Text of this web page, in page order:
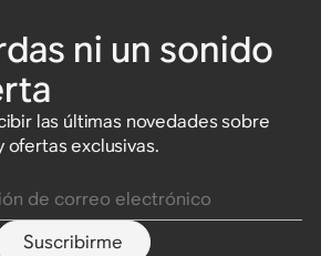
ni un sonido
las últimas novedades sobre
ofertas exclusivas.
Suscribirme